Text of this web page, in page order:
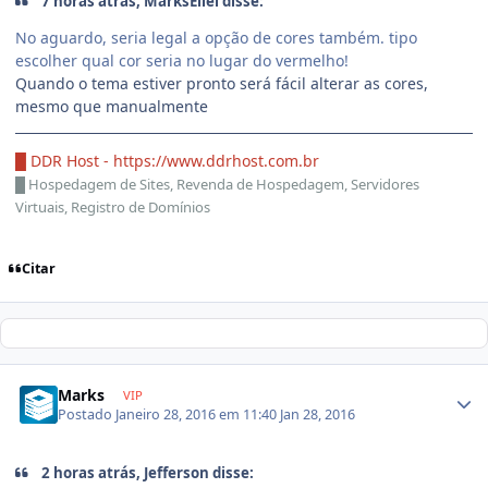
No aguardo, seria legal a opção de cores também. tipo
escolher qual cor seria no lugar do vermelho!
Quando o tema estiver pronto será fácil alterar as cores,
mesmo que manualmente
█ DDR Host - https://www.ddrhost.com.br
Hospedagem de Sites, Revenda de Hospedagem, Servidores
Virtuais, Registro de Domínios
Citar
Marks VIP
Postado Janeiro 28, 2016 em 11:40 Jan 28, 2016
2 horas atrás, Jefferson disse: